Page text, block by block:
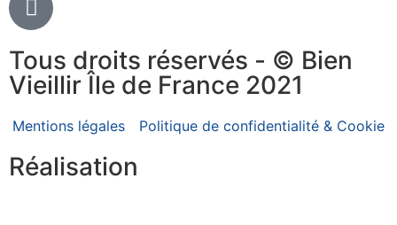
Tous droits réservés - © Bien
Vieillir Île de France 2021
Mentions légales Politique de confidentialité & Cookie
Réalisation